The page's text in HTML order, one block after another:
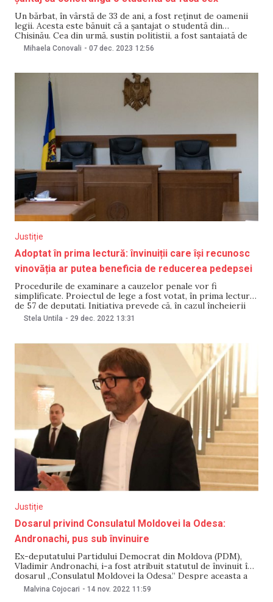
Un bărbat, în vârstă de 33 de ani, a fost reținut de oamenii
legii. Acesta este bănuit că a șantajat o studentă din
Chișinău. Cea din urmă, susțin polițiștii, a fost șantajată de
bărbat cu publicarea unor fotografii și video ale
Mihaela Conovali - 07 dec. 2023 12:56
Justiție
Adoptat în prima lectură: învinuiții care își recunosc
vinovăția ar putea beneficia de reducerea pedepsei
Procedurile de examinare a cauzelor penale vor fi
simplificate. Proiectul de lege a fost votat, în prima lectură,
de 57 de deputați. Inițiativa prevede că, în cazul încheierii
acordului de recunoaștere a vinovăției, persoana învinuită ar
Stela Untila - 29 dec. 2022 13:31
Justiție
Dosarul privind Consulatul Moldovei la Odesa:
Andronachi, pus sub învinuire
Ex-deputatului Partidului Democrat din Moldova (PDM),
Vladimir Andronachi, i-a fost atribuit statutul de învinuit în
dosarul „Consulatul Moldovei la Odesa.” Despre aceasta a
anunțat astăzi, 14 noiembrie, Procuratura pentru
Combaterea Criminalității Organizate și Cauze Speciale
Malvina Cojocari - 14 nov. 2022 11:59